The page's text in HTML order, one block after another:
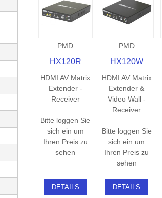
PMD
HX120R
HDMI AV Matrix
Extender -
Receiver
Bitte loggen Sie
sich ein um
Ihren Preis zu
sehen
DETAILS
PMD
HX120W
HDMI AV Matrix
Extender &
Video Wall -
Receiver
Bitte loggen Sie
sich ein um
Ihren Preis zu
sehen
DETAILS